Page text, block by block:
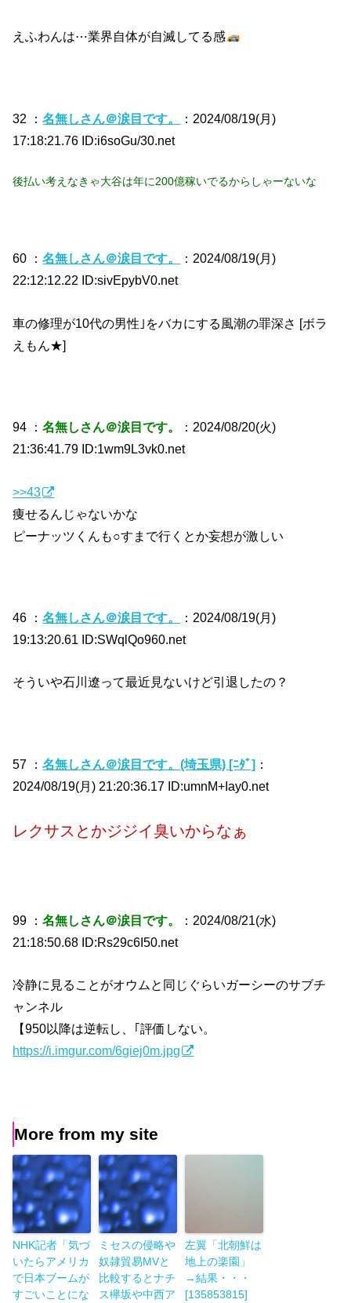
えふわんは⋯業界自体が自滅してる感
32 ：名無しさん＠涙目です。
：2024/08/19(月)
17:18:21.76 ID:i6soGu/30.net
後払い考えなきゃ大谷は年に200億稼いでるからしゃーないな
60 ：名無しさん＠涙目です。
：2024/08/19(月)
22:12:12.22 ID:sivEpybV0.net
車の修理が10代の男性｣をバカにする風潮の罪深さ [ボラ
えもん★]
94 ：名無しさん＠涙目です。
：2024/08/20(火)
21:36:41.79 ID:1wm9L3vk0.net
>>43
痩せるんじゃないかな
ピーナッツくんも○すまで行くとか妄想が激しい
46 ：名無しさん＠涙目です。
：2024/08/19(月)
19:13:20.61 ID:SWqlQo960.net
そういや石川遼って最近見ないけど引退したの？
57 ：名無しさん＠涙目です。(埼玉県) [ﾆﾀﾞ] ：
2024/08/19(月) 21:20:36.17 ID:umnM+Iay0.net
レクサスとかジジイ臭いからなぁ
99 ：名無しさん＠涙目です。
：2024/08/21(水)
21:18:50.68 ID:Rs29c6I50.net
冷静に見ることがオウムと同じぐらいガーシーのサブチ
ャンネル
【950以降は逆転し、｢評価しない。
https://i.imgur.com/6giej0m.jpg
More from my site
NHK記者「気づ
いたらアメリカ
で日本ブームが
すごいことにな
ミセスの侵略や
奴隷貿易MVと
比較するとナチ
ス欅坂や中西ア
左翼「北朝鮮は
地上の楽園」
→結果・・・
[135853815]